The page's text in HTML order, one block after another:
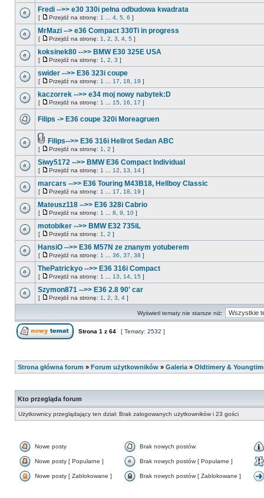
Fredi -->> e30 330i pełna odbudowa kwadrata
[ Przejdź na stronę: 1 4 5 6 ]
MrMazi --> e36 Compact 330Ti in progress
[ Przejdź na stronę: 1 2 3 4 5 ]
koksinek80 -->> BMW E30 325E USA
[ Przejdź na stronę: 1 2 3 ]
swider -->> E36 323i coupe
[ Przejdź na stronę: 1 17 18 19 ]
kaczorrek -->> e34 moj nowy nabytek:D
[ Przejdź na stronę: 1 15 16 17 ]
Filips -> E36 coupe 320i Moreagruen
Filips-->> E36 316i Hellrot Sedan ABC
[ Przejdź na stronę: 1 2 ]
Siwy5172 -->> BMW E36 Compact Individual
[ Przejdź na stronę: 1 12 13 14 ]
marcars -->> E36 Touring M43B18, Hellboy Classic
[ Przejdź na stronę: 1 17 18 19 ]
Mateusz118 -->> E36 328i Cabrio
[ Przejdź na stronę: 1 8 9 10 ]
motobiker -->> BMW E32 735iL
[ Przejdź na stronę: 1 2 ]
HansiO -->> E36 M57N ze znanym yotuberem
[ Przejdź na stronę: 1 36 37 38 ]
ThePatrickyo -->> E36 316i Compact
[ Przejdź na stronę: 1 13 14 15 ]
Szymon871 -->> E36 2.8 90' car
[ Przejdź na stronę: 1 2 3 4 ]
Wyświetl tematy nie starsze niż:
Strona 1 z 64 [ Tematy: 2532 ]
Strona główna forum » Forum użytkowników » Galeria » Oldtimery &
Kto przegląda forum
Użytkownicy przeglądający ten dział: Brak zalogowanych użytkowników i 23 gości
Nowe posty Brak nowych postów
Nowe posty [ Popularne ] Brak nowych postów [ Popularne ]
Nowe posty [ Zablokowane ] Brak nowych postów [ Zablokowane ]